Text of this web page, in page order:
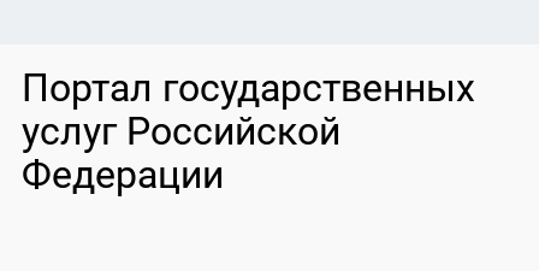
Портал государственных
услуг Российской
Федерации